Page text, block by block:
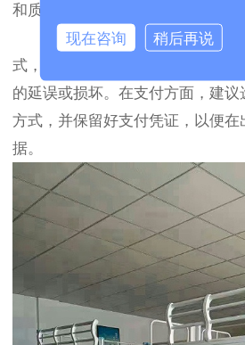
和质量与合同一致。
此外，采购商还应关注厂家
式，以确保货物能够按时到达，
的延误或损坏。在支付方面，建
方式，并保留好支付凭证，以便在
据。
现在咨询 稍后再说